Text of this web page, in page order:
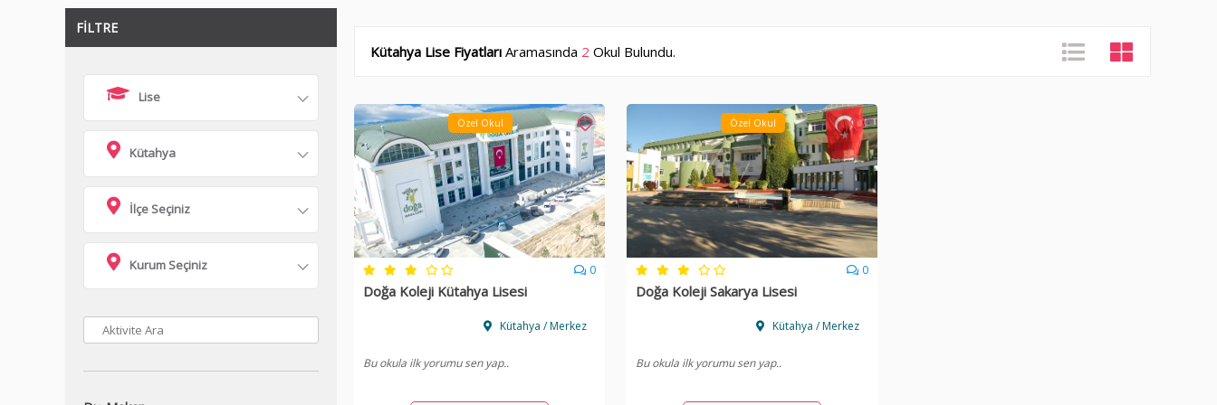
FİLTRE
Lise
Kütahya
İlçe Seçiniz
Kurum Seçiniz
Kütahya Lise Fiyatları Aramasında 2 Okul Bulundu.
Özel Okul
0
Doğa Koleji Kütahya Lisesi
Kütahya / Merkez
Bu okula ilk yorumu sen yap..
Özel Okul
0
Doğa Koleji Sakarya Lisesi
Kütahya / Merkez
Bu okula ilk yorumu sen yap..